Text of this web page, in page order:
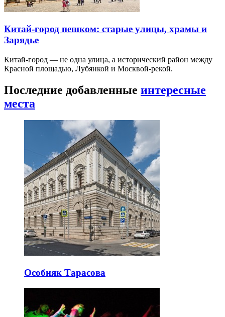
Китай-город пешком: старые улицы, храмы и
Зарядье
Китай-город — не одна улица, а исторический район между
Красной площадью, Лубянкой и Москвой-рекой.
Последние добавленные интересные
места
Особняк Тарасова